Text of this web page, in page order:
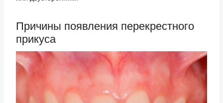
Причины появления перекрестного
прикуса